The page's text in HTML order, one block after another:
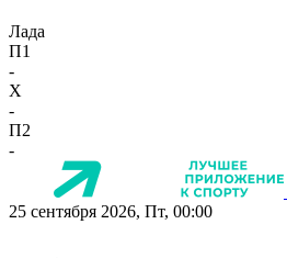
Лада
П1
-
X
-
П2
-
25 сентября 2026, Пт, 00:00